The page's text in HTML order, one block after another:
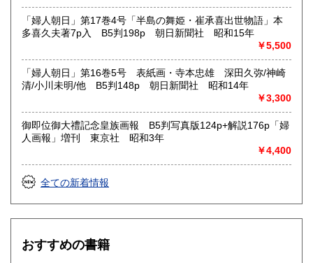
「婦人朝日」第17巻4号「半島の舞姫・崔承喜出世物語」本
多喜久夫著7p入 B5判198p 朝日新聞社 昭和15年
￥5,500
「婦人朝日」第16巻5号 表紙画・寺本忠雄 深田久弥/神崎
清/小川未明/他 B5判148p 朝日新聞社 昭和14年
￥3,300
御即位御大禮記念皇族画報 B5判写真版124p+解説176p「婦
人画報」増刊 東京社 昭和3年
￥4,400
全ての新着情報
おすすめの書籍